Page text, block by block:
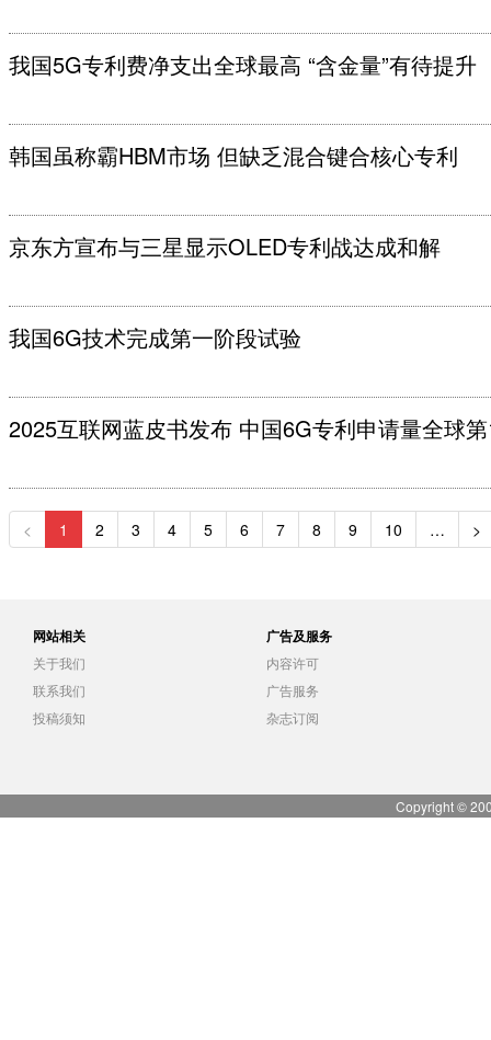
我国5G专利费净支出全球最高 “含金量”有待提升
韩国虽称霸HBM市场 但缺乏混合键合核心专利
京东方宣布与三星显示OLED专利战达成和解
我国6G技术完成第一阶段试验
2025互联网蓝皮书发布 中国6G专利申请量全球
< 1 2 3 4 5 6 7 8 9 10 … >
网站相关
关于我们
联系我们
投稿须知
广告及服务
内容许可
广告服务
杂志订阅
Copyright ©